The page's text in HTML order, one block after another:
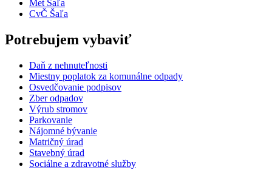
Met Šaľa
CvČ Šaľa
Potrebujem vybaviť
Daň z nehnuteľnosti
Miestny poplatok za komunálne odpady
Osvedčovanie podpisov
Zber odpadov
Výrub stromov
Parkovanie
Nájomné bývanie
Matričný úrad
Stavebný úrad
Sociálne a zdravotné služby